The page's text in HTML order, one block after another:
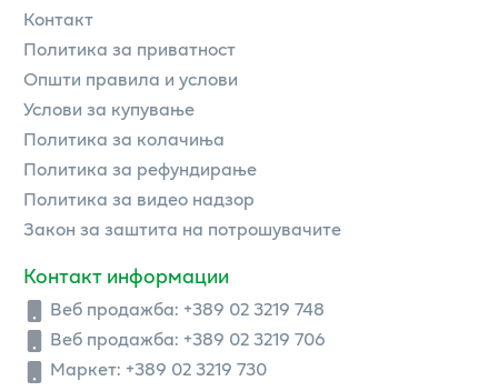
Контакт
Политика за приватност
Општи правила и услови
Услови за купување
Политика за колачиња
Политика за рефундирање
Политика за видео надзор
Закон за заштита на потрошувачите
Контакт информации
Веб продажба: +389 02 3219 748
Веб продажба: +389 02 3219 706
Маркет: +389 02 3219 730